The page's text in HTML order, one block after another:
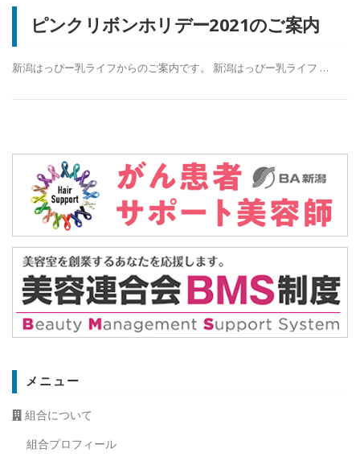
ピンクリボンホリデー2021のご案内
新潟はっぴー乳ライフからのご案内です。 新潟はっぴー乳ライフ …
メニュー
組合について
組合プロフィール